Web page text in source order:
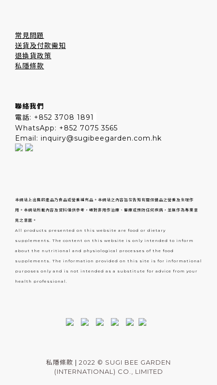
常見問題
送貨及付款需知
退換貨政策
私隱條款
聯絡我們
電話: +852 3708 1891
WhatsApp: +852 7075 3565
Email: inquiry@sugibeegarden.com.hk
本網站上出售的產品乃食品或營養補充品。本網站之內容旨在告知有關保健品之營養及生理作
用。本網站所載內容及資料僅供參考，絕對非用作治療、醫療或預防任何疾病，並無作為專業意
見之意圖。
All products presented on this website are food or dietary
supplements. The content on this website is only intended to inform
about the nutritional and physiological processes of the food
supplements. The information provided on this site is for informational
purposes only and is not intended as a substitute for advice from your
health professional.
私隱條款 | 2022 © SUGI BEE GARDEN
(INTERNATIONAL) CO., LIMITED